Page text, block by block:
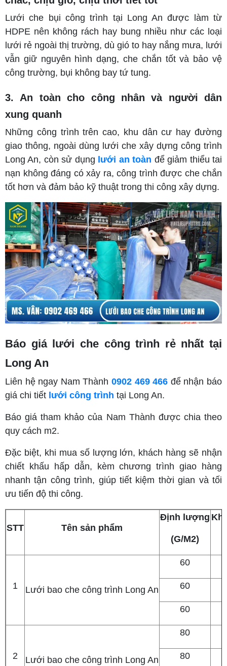
Lưới che bụi công trình tại Long An được làm từ
HDPE nên không rách hay bung nhiều như các loại
lưới rẻ ngoài thị trường, dù gió to hay nắng mưa, lưới
vẫn giữ nguyên hình dạng, che chắn tốt và bảo vệ
công trường, bụi không bay tứ tung.
3. An toàn cho công nhân và người dân
xung quanh
Những công trình trên cao, khu dân cư hay đường
giao thông, ngoài dùng lưới che xây dựng công trình
Long An, còn sử dụng lưới an toàn để giảm thiểu tai
nạn không đáng có xảy ra, công trình được che chắn
tốt hơn và đảm bảo kỹ thuật trong thi công xây dựng.
Báo giá lưới che công trình rẻ nhất tại
Long An
Liên hệ ngay Nam Thành 0902 469 466 để nhận báo
giá chi tiết lưới công trình tại Long An.
Báo giá tham khảo của Nam Thành được chia theo
quy cách m2.
Đặc biệt, khi mua số lượng lớn, khách hàng sẽ nhận
chiết khấu hấp dẫn, kèm chương trình giao hàng
nhanh tận công trình, giúp tiết kiệm thời gian và tối
ưu tiến độ thi công.
STT Tên sản phẩm
Định lượng
(G/M2)
1 Lưới bao che công trình Long An
60
60
60
2 Lưới bao che công trình Long An
80
80